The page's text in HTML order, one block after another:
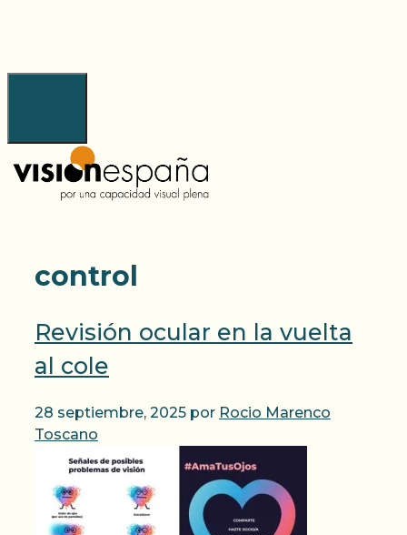
control
Revisión ocular en la vuelta
al cole
28 septiembre, 2025 por Rocio Marenco
Toscano